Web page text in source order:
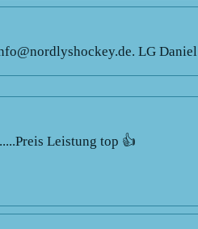
LG Daniel
Leistung top 👍